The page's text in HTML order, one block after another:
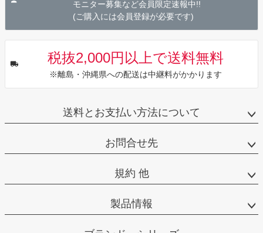
モニター募集など会員限定速報中!!
(ご購入には会員登録が必要です)
税抜2,000円以上で送料無料
※離島・沖縄県への配送は中継料がかかります
送料とお支払い方法について
お問合せ先
規約 他
製品情報